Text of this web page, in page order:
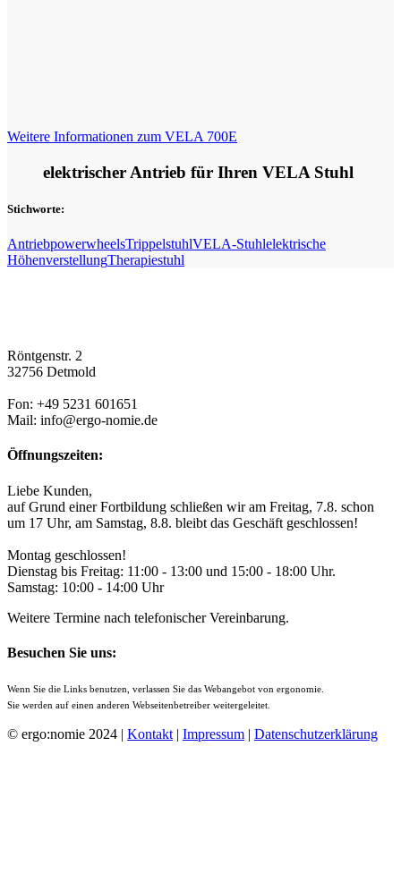
Weitere Informationen zum VELA 700E
elektrischer Antrieb für Ihren VELA Stuhl
Stichworte:
AntriebpowerwheelsTrippelstuhlVELA-Stuhlelektrische
HöhenverstellungTherapiestuhl
Röntgenstr. 2
32756 Detmold
Fon: +49 5231 601651
Mail: info@ergo-nomie.de
Öffnungszeiten:
Liebe Kunden,
auf Grund einer Fortbildung schließen wir am Freitag, 7.8. schon
um 17 Uhr, am Samstag, 8.8. bleibt das Geschäft geschlossen!
Montag geschlossen!
Dienstag bis Freitag: 11:00 - 13:00 und 15:00 - 18:00 Uhr.
Samstag: 10:00 - 14:00 Uhr
Weitere Termine nach telefonischer Vereinbarung.
Besuchen Sie uns:
Wenn Sie die Links benutzen, verlassen Sie das Webangebot von ergonomie.
Sie werden auf einen anderen Webseitenbetreiber weitergeleitet.
© ergo:nomie 2024 | Kontakt | Impressum | Datenschutzerklärung